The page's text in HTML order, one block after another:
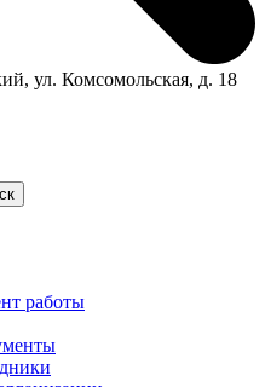
ул. Комсомольская, д. 18
работы